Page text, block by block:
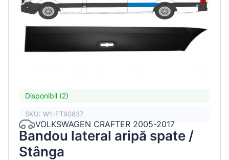
Disponibil (2)
SKU: W1-FT90837
VOLKSWAGEN CRAFTER 2005-2017
Bandou lateral aripă spate /
Stânga